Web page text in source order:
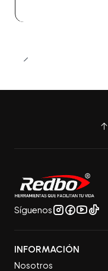
Síguenos
INFORMACIÓN
Nosotros